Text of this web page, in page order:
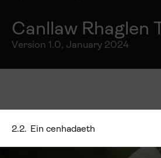
Canllaw Rhaglen
Version 1.0, January 2024
2.2. Ein cenhadaeth